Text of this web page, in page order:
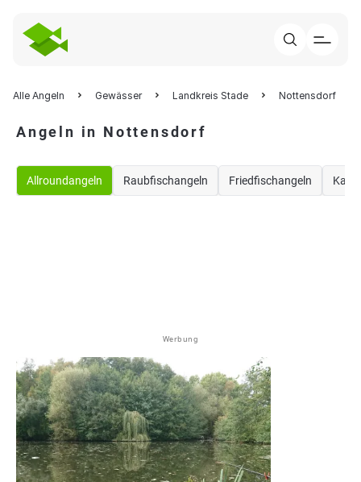
Alle Angeln Gewässer Landkreis Stade Nottensdorf
Angeln in Nottensdorf
Allroundangeln Raubfischangeln Friedfischangeln
Werbung